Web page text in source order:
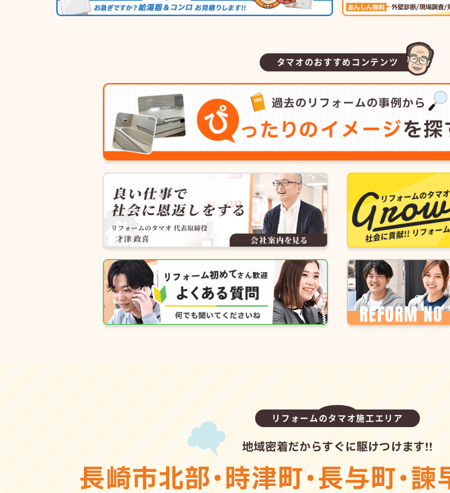
タマオのおすすめコンテンツ
リフォームのタマオ施工エリア
地域密着だからすぐに駆けつけます!!
長崎市北部・時津町・長与町・諫